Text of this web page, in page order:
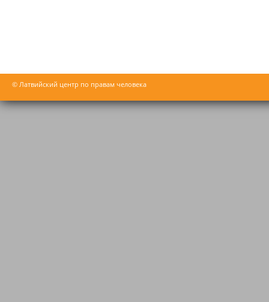
© Латвийский центр по правам человека